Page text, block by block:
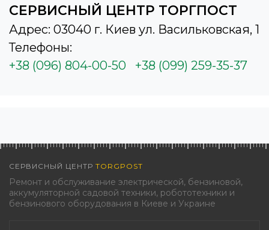
СЕРВИСНЫЙ ЦЕНТР ТОРГПОСТ
Адрес: 03040 г. Киев ул. Васильковская, 1
Телефоны:
+38 (096) 804-00-50
+38 (099) 259-35-37
СЕРВИСНЫЙ ЦЕНТР TORGPOST
Ремонт и обслуживание электрической, бензиновой,
аккумуляторной садовой техники, робототехники и
бензинового оборудования в Киеве и Украине